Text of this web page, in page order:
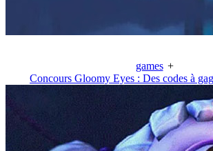
games +
Concours Gloomy Eyes : Des codes à